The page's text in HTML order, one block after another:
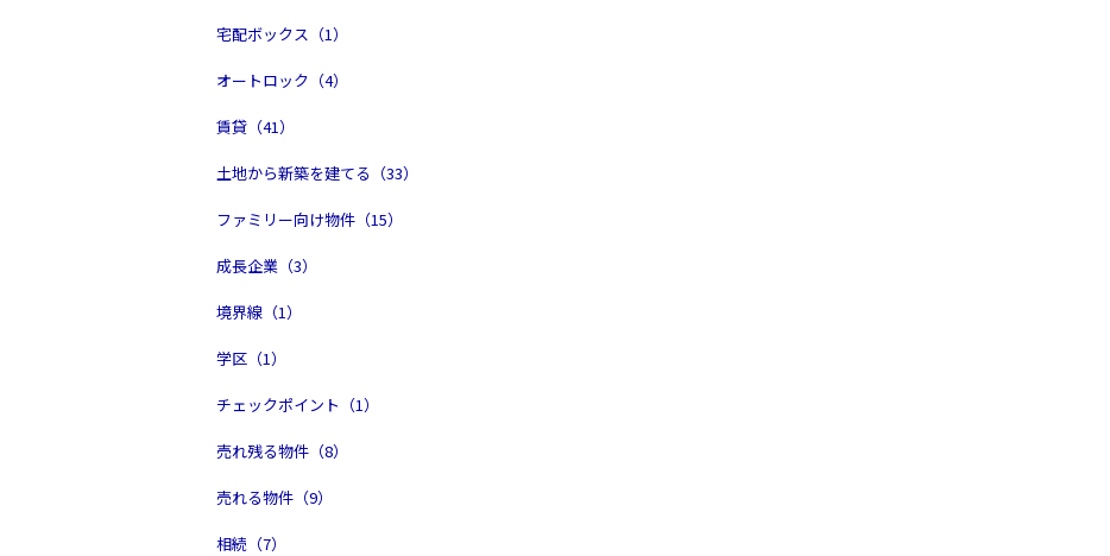
宅配ボックス（1）
オートロック（4）
賃貸（41）
土地から新築を建てる（33）
ファミリー向け物件（15）
成長企業（3）
境界線（1）
学区（1）
チェックポイント（1）
売れ残る物件（8）
売れる物件（9）
相続（7）